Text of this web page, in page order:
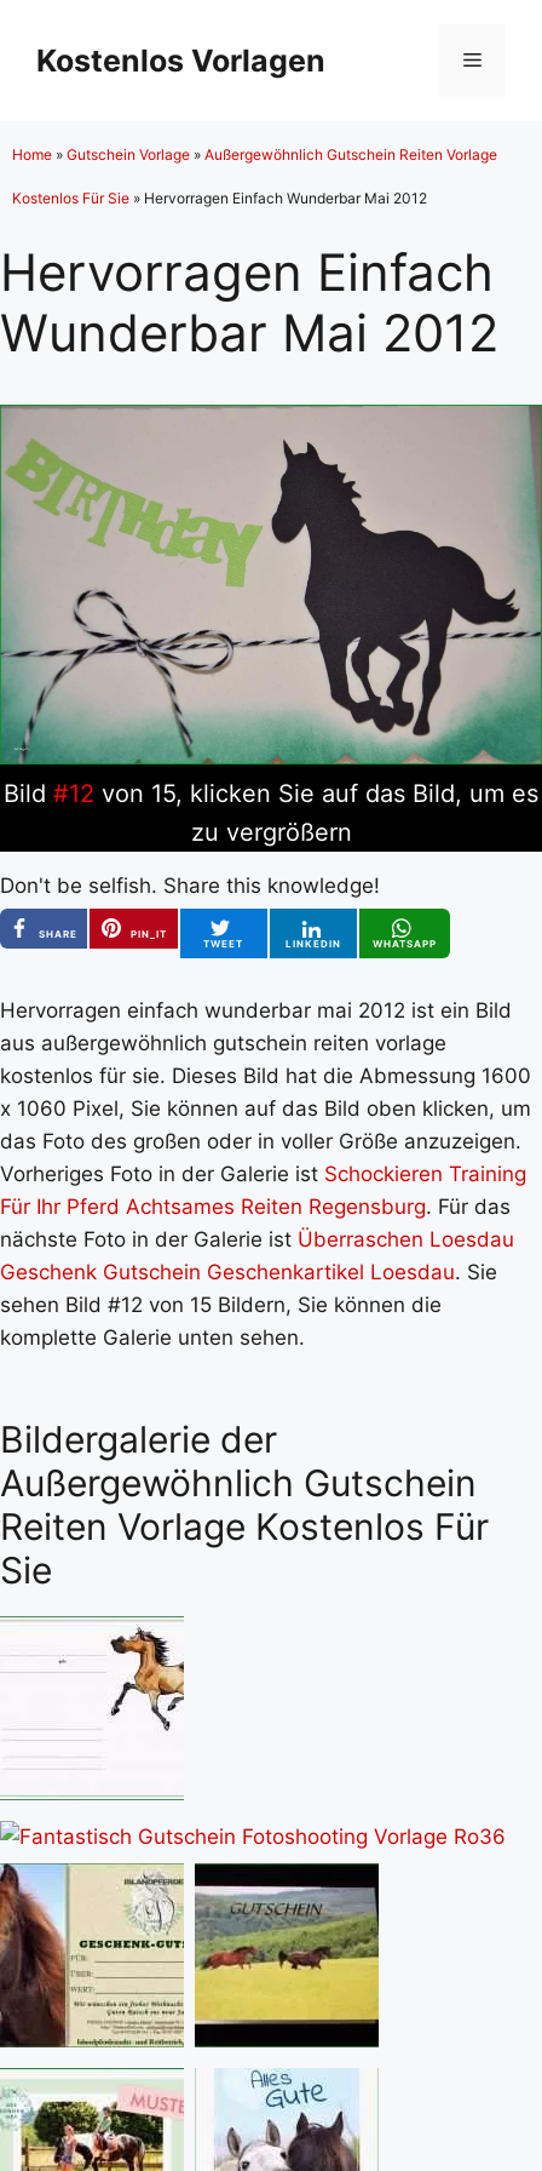
Inhalt
springen
Kostenlos Vorlagen Menü
Home » Gutschein Vorlage » Außergewöhnlich Gutschein Reiten Vorlage
Kostenlos Für Sie » Hervorragen Einfach Wunderbar Mai 2012
Hervorragen Einfach
Wunderbar Mai 2012
Bild #12 von 15, klicken Sie auf das Bild, um es
zu vergrößern
Don't be selfish. Share this knowledge!
SHARE
PIN_IT
TWEET
LINKEDIN WHATSAPP
Hervorragen einfach wunderbar mai 2012 ist ein Bild
aus außergewöhnlich gutschein reiten vorlage
kostenlos für sie. Dieses Bild hat die Abmessung 1600
x 1060 Pixel, Sie können auf das Bild oben klicken, um
das Foto des großen oder in voller Größe anzuzeigen.
Vorheriges Foto in der Galerie ist Schockieren Training
Für Ihr Pferd Achtsames Reiten Regensburg. Für das
nächste Foto in der Galerie ist Überraschen Loesdau
Geschenk Gutschein Geschenkartikel Loesdau. Sie
sehen Bild #12 von 15 Bildern, Sie können die
komplette Galerie unten sehen.
Bildergalerie der
Außergewöhnlich Gutschein
Reiten Vorlage Kostenlos Für
Sie